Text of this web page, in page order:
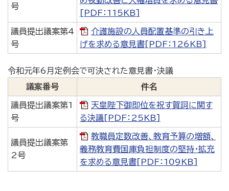
号
[PDF：115KB]
議員提出議案第4
号
介護施設の人員配置基準の引き上
げを求める意見書[PDF：126KB]
令和元年6月定例会で可決された意見書・決議
議案番号
件名
議員提出議案第1
号
天皇陛下御即位を祝す賀詞に関す
る決議[PDF：25KB]
議員提出議案第
2号
教職員定数改善、教育予算の増額、
義務教育費国庫負担制度の堅持・拡充
を求める意見書[PDF：109KB]